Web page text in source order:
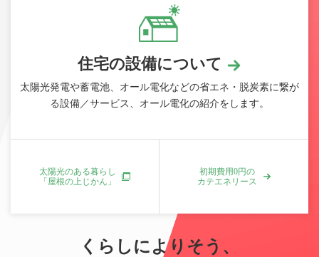
住宅の設備について
太陽光発電や蓄電池、オール電化などの省エネ・脱炭素に繋が
る設備／サービス、オール電化の紹介をします。
太陽光のある暮らし
「屋根の上じかん」
初期費用0円の
カテエネリース
くらしによりそう、